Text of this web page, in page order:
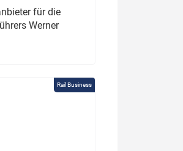
für die
Werner
Rail Business